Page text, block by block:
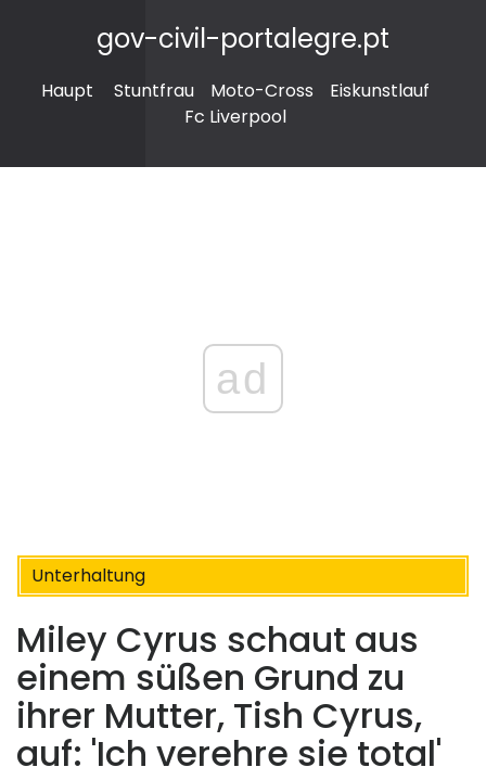
gov-civil-portalegre.pt
Haupt Stuntfrau Moto-Cross
Eiskunstlauf
Fc Liverpool
ad
Unterhaltung
Miley Cyrus schaut aus
einem süßen Grund zu
ihrer Mutter, Tish Cyrus,
auf: 'Ich verehre sie total'